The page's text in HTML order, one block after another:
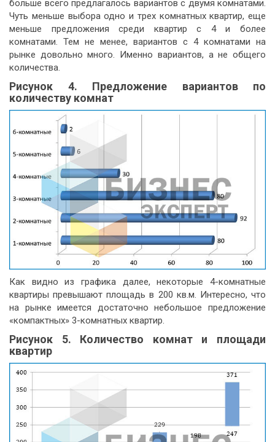
больше всего предлагалось вариантов с двумя комнатами.
Чуть меньше выбора одно и трех комнатных квартир, еще
меньше предложения среди квартир с 4 и более
комнатами. Тем не менее, вариантов с 4 комнатами на
рынке довольно много. Именно вариантов, а не общего
количества.
Рисунок 4. Предложение вариантов по
количеству комнат
Как видно из графика далее, некоторые 4-комнатные
квартиры превышают площадь в 200 кв.м. Интересно, что
на рынке имеется достаточно небольшое предложение
«компактных» 3-комнатных квартир.
Рисунок 5. Количество комнат и площади
квартир